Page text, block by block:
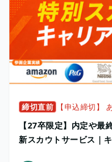
締切直前 【申込締切】
【27卒限定】内定や最
新スカウトサービス｜